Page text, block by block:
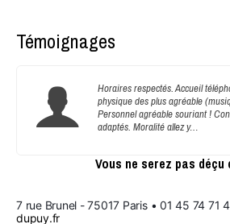
Témoignages
Horaires respectés. Accueil
physique des plus agréable
Personnel agréable souriant !
adaptés. Moralité allez y…
Vous ne serez pas déçu
7 rue Brunel - 75017 Paris • 01 45 74 71
dupuy.fr